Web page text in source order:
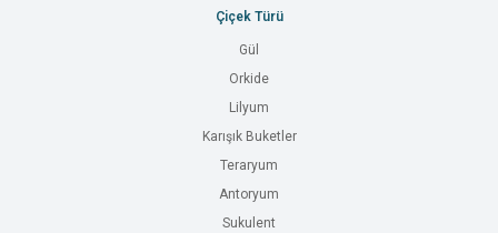
Çiçek Türü
Gül
Orkide
Lilyum
Karışık Buketler
Teraryum
Antoryum
Sukulent